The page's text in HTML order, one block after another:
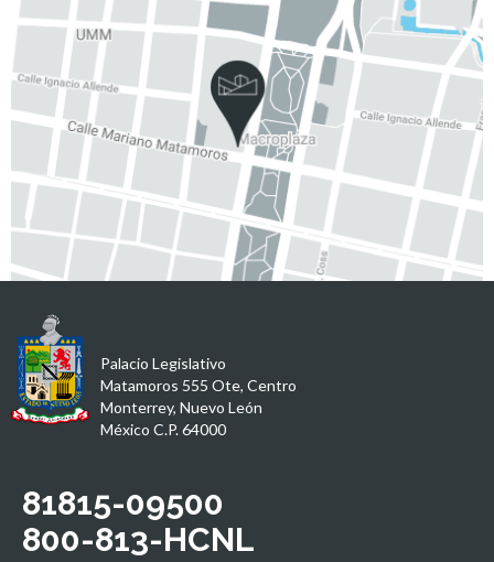
Palacio Legislativo
Matamoros 555 Ote, Centro
Monterrey, Nuevo León
México C.P. 64000
81815-09500
800-813-HCNL